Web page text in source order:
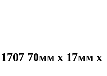
70мм х 17мм х